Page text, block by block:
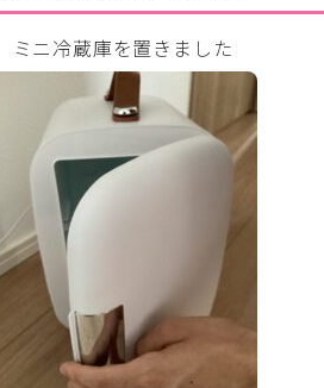
ミニ冷蔵庫を置きました